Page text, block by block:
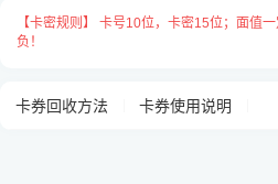
【卡密规则】 卡号10位，卡密15位；面值
负！
卡券回收方法 卡券使用说明
每张卡占用一行用“
8892749871